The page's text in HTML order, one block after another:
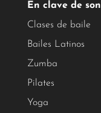
En clave de son
Clases de baile
Bailes Latinos
Zumba
Pilates
Yoga